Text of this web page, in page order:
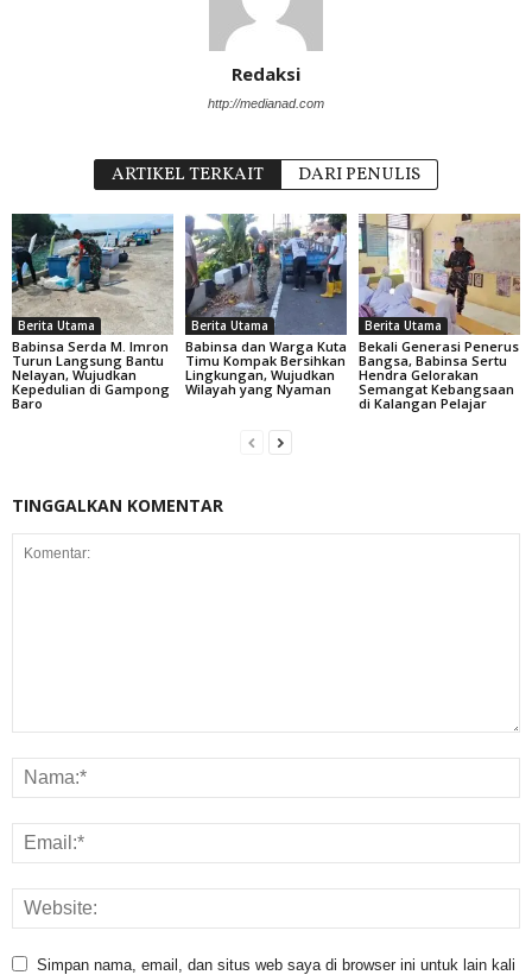
Redaksi
http://medianad.com
ARTIKEL TERKAIT DARI PENULIS
Berita Utama
Babinsa Serda M. Imron
Turun Langsung Bantu
Nelayan, Wujudkan
Kepedulian di Gampong
Baro
Berita Utama
Babinsa dan Warga Kuta
Timu Kompak Bersihkan
Lingkungan, Wujudkan
Wilayah yang Nyaman
Berita Utama
Bekali Generasi Penerus
Bangsa, Babinsa Sertu
Hendra Gelorakan
Semangat Kebangsaan
di Kalangan Pelajar
TINGGALKAN KOMENTAR
Simpan nama, email, dan situs web saya di browser ini untuk lain kali